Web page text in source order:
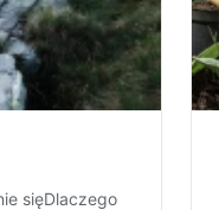
sięDlaczego